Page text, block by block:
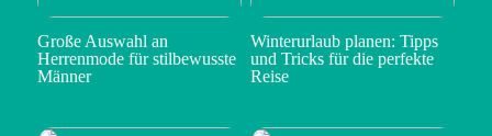
Große Auswahl an
Herrenmode für stilbewusste
Männer
Winterurlaub planen: Tipps
und Tricks für die perfekte
Reise